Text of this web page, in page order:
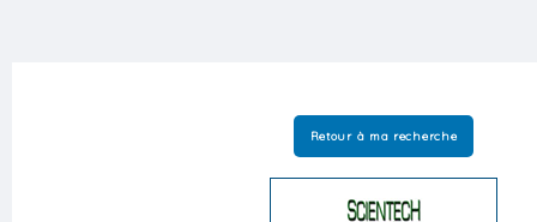
Retour à ma recherche